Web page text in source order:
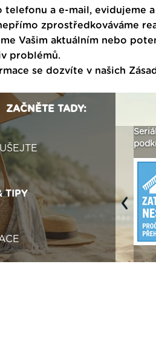
telefonu a e-mail, evidujeme
zprostředkováváme
Vašim aktuálním nebo
problémů.
se dozvíte v našich
ZAČNĚTE TADY:
TIPY
polystyren? My ho
›
Seriál: Letní
podkroví a